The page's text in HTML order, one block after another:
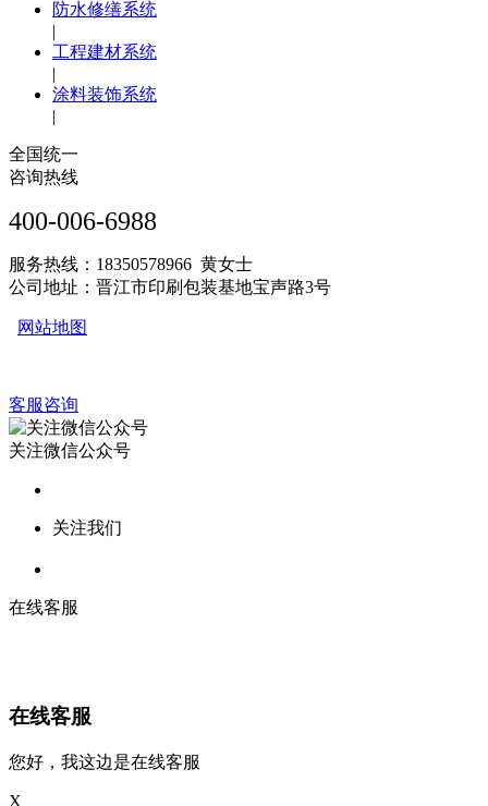
防水修缮系统
|
工程建材系统
|
涂料装饰系统
|
全国统一
咨询热线
400-006-6988
服务热线：18350578966 黄女士
公司地址：晋江市印刷包装基地宝声路3号
网站地图
客服咨询
关注微信公众号
关注我们
在线客服
在线客服
您好，我这边是在线客服
X